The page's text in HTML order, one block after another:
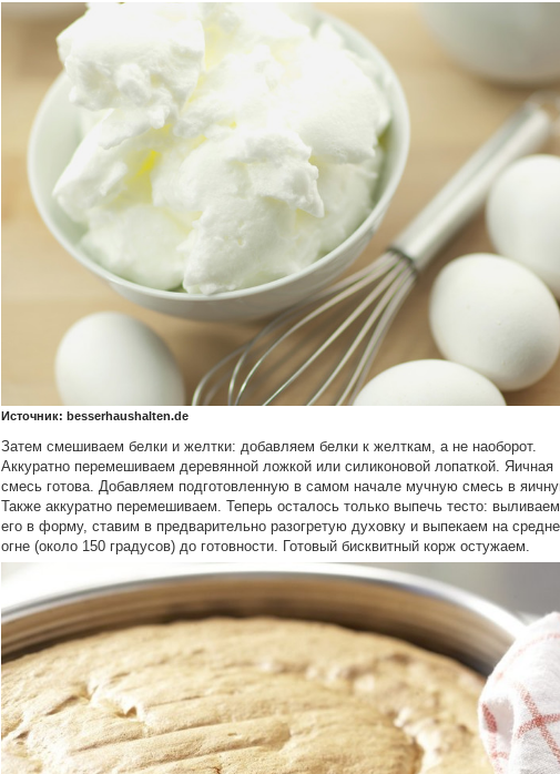
Источник: besserhaushalten.de
Затем смешиваем белки и желтки: добавляем белки к желткам, а не наоборот.
Аккуратно перемешиваем деревянной ложкой или силиконовой лопаткой. Яичная
смесь готова. Добавляем подготовленную в самом начале мучную смесь в
Также аккуратно перемешиваем. Теперь осталось только выпечь тесто: выливаем
его в форму, ставим в предварительно разогретую духовку и выпекаем на
огне (около 150 градусов) до готовности. Готовый бисквитный корж остужаем.